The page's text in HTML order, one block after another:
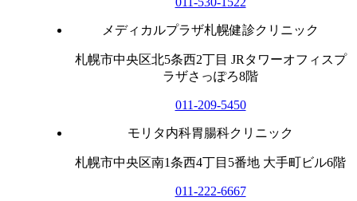
メディカルプラザ札幌健診クリニック
札幌市中央区北5条西2丁目 JRタワーオフィスプ
ラザさっぽろ8階
011-209-5450
モリタ内科胃腸科クリニック
札幌市中央区南1条西4丁目5番地 大手町ビル6階
011-222-6667